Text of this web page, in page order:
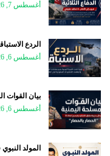
أغسطس 7, 2026
الردع
أغسطس 6, 2026
بيان القوات
أغسطس 6, 2026
المولد